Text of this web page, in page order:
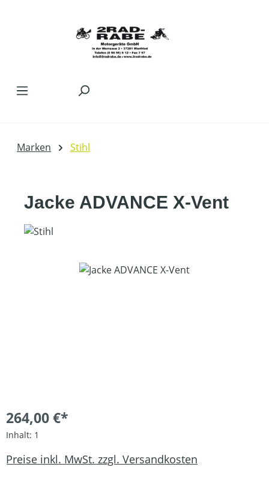
Marken Stihl
Jacke ADVANCE X-Vent
Bildergalerie überspringen
264,00 €*
Inhalt: 1
Preise inkl. MwSt. zzgl. Versandkosten